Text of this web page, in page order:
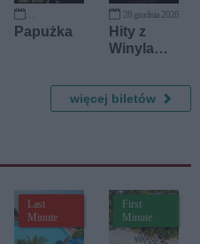
19 listopada 2026
Papużka
28 grudnia 2026
Hity z
Winyla
Variete
Muza
więcej biletów
Last
Minute
First
Minute